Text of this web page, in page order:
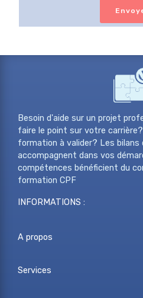
Besoin d'aide sur un projet
faire le point sur votre
formation à valider? Les
accompagnent dans vos
compétences bénéficient du
formation CPF
INFORMATIONS :
A propos
Services